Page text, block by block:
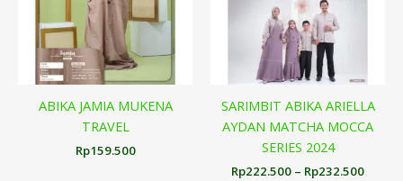
ABIKA JAMIA MUKENA
TRAVEL
Rp159.500
SARIMBIT ABIKA ARIELLA
AYDAN MATCHA MOCCA
SERIES 2024
Rp222.500 – Rp232.500